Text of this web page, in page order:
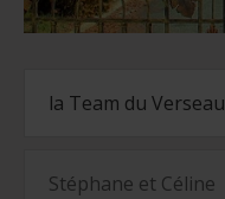
la Team du Verseau
Stéphane et Céline